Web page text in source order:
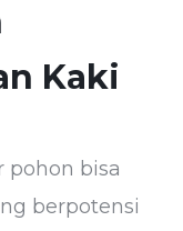
Kaki
pohon bisa
berpotensi